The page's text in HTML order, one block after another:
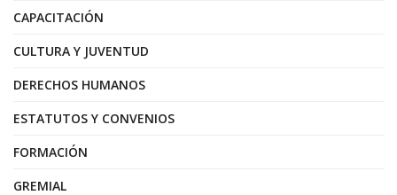
CAPACITACIÓN
CULTURA Y JUVENTUD
DERECHOS HUMANOS
ESTATUTOS Y CONVENIOS
FORMACIÓN
GREMIAL